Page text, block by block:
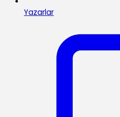
Yazarlar